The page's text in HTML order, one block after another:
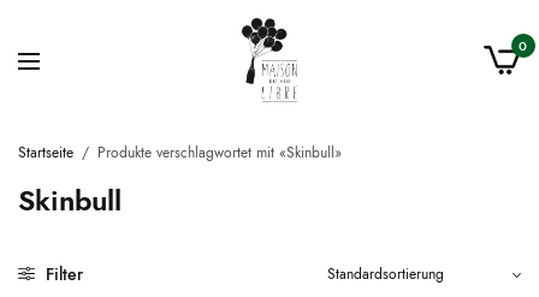
0
Startseite / Produkte verschlagwortet mit «Skinbull»
Skinbull
Filter